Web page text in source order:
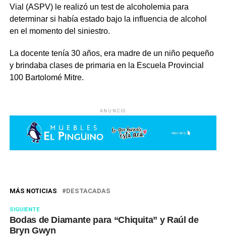
Vial (ASPV) le realizó un test de alcoholemia para
determinar si había estado bajo la influencia de alcohol
en el momento del siniestro.
La docente tenía 30 años, era madre de un niño pequeño
y brindaba clases de primaria en la Escuela Provincial
100 Bartolomé Mitre.
ANUNCIO
MÁS NOTICIAS DESTACADAS
SIGUIENTE
Bodas de Diamante para “Chiquita” y Raúl de
Bryn Gwyn